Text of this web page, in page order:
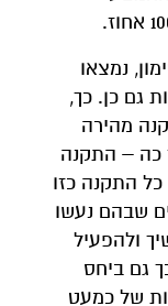
נמצאו
גם כן. כך,
מהירה
כה – התקנה
התקנה כזו
שבהם נעשו
ולהפעיל
גם ביחס
של כמעט